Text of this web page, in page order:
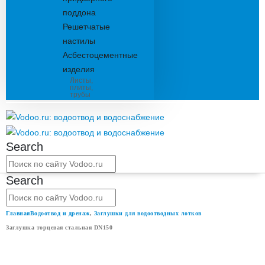
поддона
Решетчатые
настилы
Асбестоцементные
изделия
Листы,
плиты,
трубы
Search
Search
ГлавнаяВодоотвод и дренаж, Заглушки для водоотводных лотков
Заглушка торцевая стальная DN150